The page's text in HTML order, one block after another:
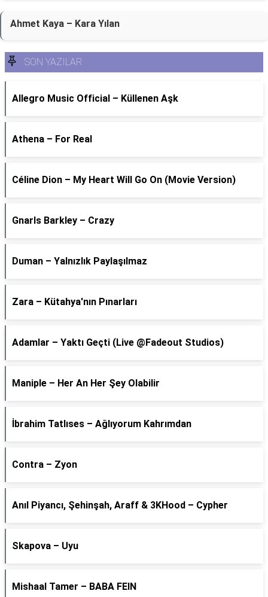
Ahmet Kaya – Kara Yılan
SON YAZILAR
Allegro Music Official – Küllenen Aşk
Athena – For Real
Céline Dion – My Heart Will Go On (Movie Version)
Gnarls Barkley – Crazy
Duman – Yalnızlık Paylaşılmaz
Zara – Kütahya'nın Pınarları
Adamlar – Yaktı Geçti (Live @Fadeout Studios)
Maniple – Her An Her Şey Olabilir
İbrahim Tatlıses – Ağlıyorum Kahrımdan
Contra – Zyon
Anıl Piyancı, Şehinşah, Araff & 3KHood – Cypher
Skapova – Uyu
Mishaal Tamer – BABA FEIN